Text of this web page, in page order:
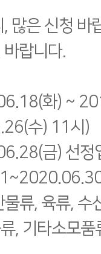
많은 신청
랍니다.
화) ~
수) 11시)
금) 선정
류, 육류, 수
, 기타소모품